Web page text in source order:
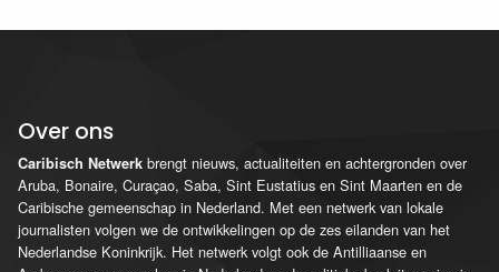
Over ons
Caribisch Netwerk brengt nieuws, actualiteiten en achtergronden over
Aruba, Bonaire, Curaçao, Saba, Sint Eustatius en Sint Maarten en de
Caribische gemeenschap in Nederland. Met een netwerk van lokale
journalisten volgen we de ontwikkelingen op de zes eilanden van het
Nederlandse Koninkrijk. Het netwerk volgt ook de Antilliaanse en